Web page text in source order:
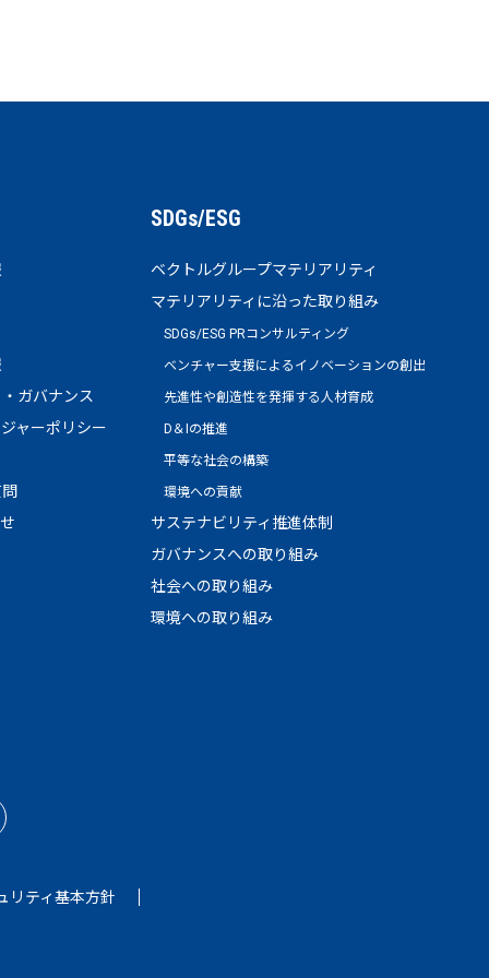
ガバナンス
ャーポリシー
SDGs/ESG
ベクトルグループマテリアリティ
マテリアリティに沿った取り組み
SDGs/ESG PRコンサルティング
ベンチャー支援によるイノベーションの創出
先進性や創造性を発揮する人材育成
D＆Iの推進
平等な社会の構築
環境への貢献
サステナビリティ推進体制
ガバナンスへの取り組み
社会への取り組み
環境への取り組み
リティ基本方針